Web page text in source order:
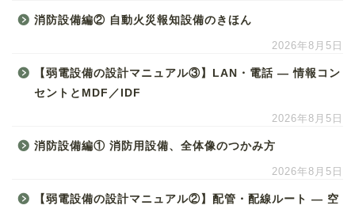
消防設備編② 自動火災報知設備のきほん
2026年8月5日
【弱電設備の設計マニュアル③】LAN・電話 ― 情報コン
セントとMDF／IDF
2026年8月5日
消防設備編① 消防用設備、全体像のつかみ方
2026年8月5日
【弱電設備の設計マニュアル②】配管・配線ルート ― 空